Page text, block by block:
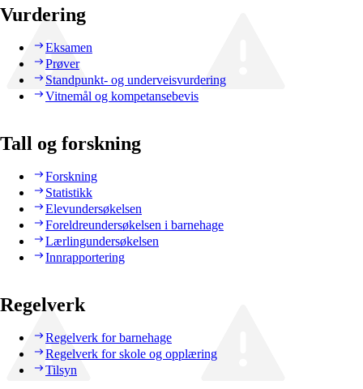
Vurdering
Eksamen
Prøver
Standpunkt- og underveisvurdering
Vitnemål og kompetansebevis
Tall og forskning
Forskning
Statistikk
Elevundersøkelsen
Foreldreundersøkelsen i barnehage
Lærlingundersøkelsen
Innrapportering
Regelverk
Regelverk for barnehage
Regelverk for skole og opplæring
Tilsyn